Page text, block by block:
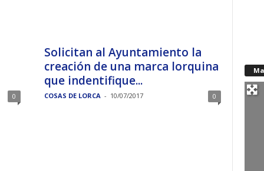
0
Solicitan al Ayuntamiento la
creación de una marca lorquina
que indentifique...
COSAS DE LORCA - 10/07/2017 0